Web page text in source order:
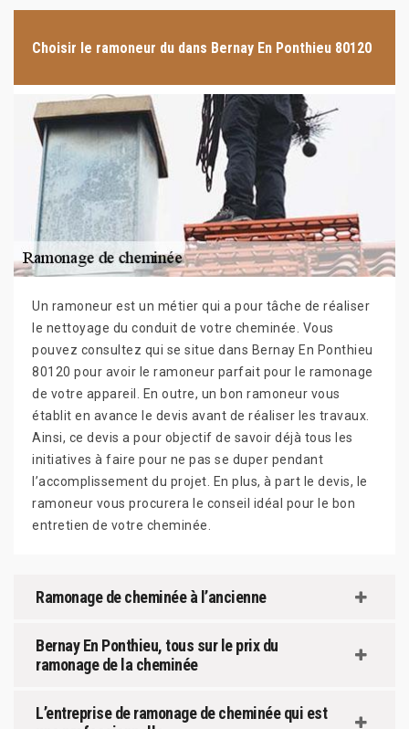
Choisir le ramoneur du dans Bernay En Ponthieu 80120
Un ramoneur est un métier qui a pour tâche de réaliser
le nettoyage du conduit de votre cheminée. Vous
pouvez consultez qui se situe dans Bernay En Ponthieu
80120 pour avoir le ramoneur parfait pour le ramonage
de votre appareil. En outre, un bon ramoneur vous
établit en avance le devis avant de réaliser les travaux.
Ainsi, ce devis a pour objectif de savoir déjà tous les
initiatives à faire pour ne pas se duper pendant
l’accomplissement du projet. En plus, à part le devis, le
ramoneur vous procurera le conseil idéal pour le bon
entretien de votre cheminée.
Ramonage de cheminée à l’ancienne
Bernay En Ponthieu, tous sur le prix du
ramonage de la cheminée
L’entreprise de ramonage de cheminée qui est